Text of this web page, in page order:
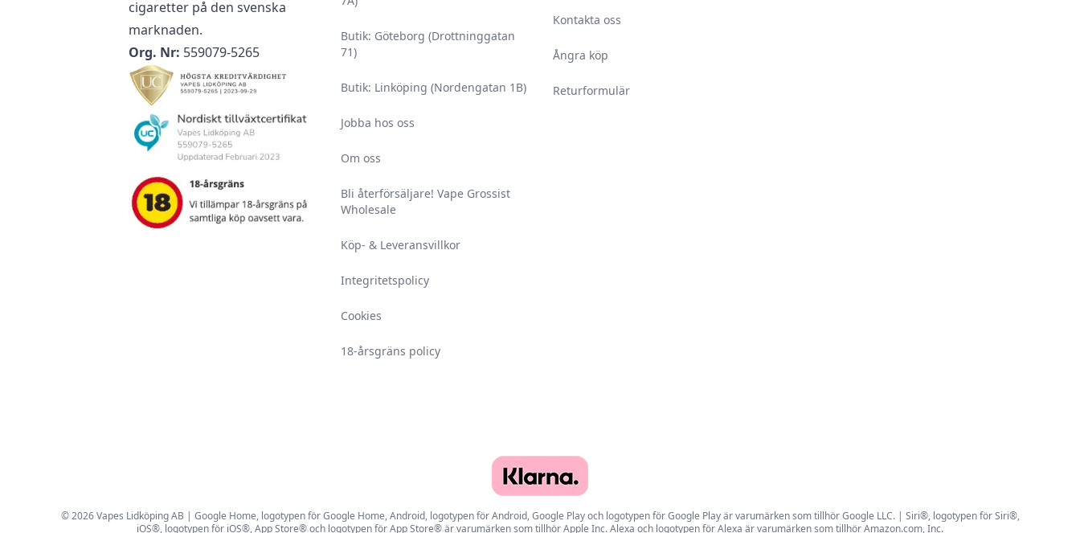
cigaretter på den svenska
marknaden.
Org. Nr: 559079-5265
Butik: Göteborg (Drottninggatan
71)
Butik: Linköping (Nordengatan 1B)
Jobba hos oss
Om oss
Bli återförsäljare! Vape Grossist
Wholesale
Köp- & Leveransvillkor
Integritetspolicy
Cookies
18-årsgräns policy
Kontakta oss
Ångra köp
Returformulär
© 2026 Vapes Lidköping AB | Google Home, logotypen för Google Home, Android, logotypen för Android, Google Play och logotypen för Google Play är varumärken som tillhör Google LLC. | Siri®, logotypen för Siri®,
iOS®, logotypen för iOS®, App Store® och logotypen för App Store® är varumärken som tillhör Apple Inc. Alexa och logotypen för Alexa är varumärken som tillhör Amazon.com, Inc.